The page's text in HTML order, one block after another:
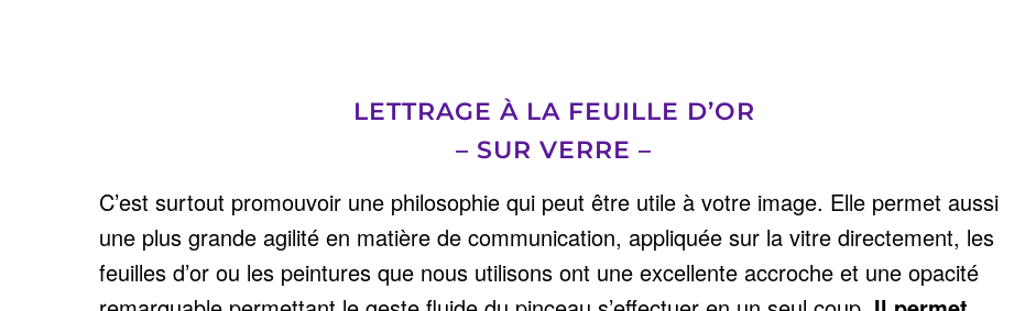
LETTRAGE À LA FEUILLE D’OR
– SUR VERRE –
C’est surtout promouvoir une philosophie qui peut être utile à votre image. Elle permet aussi
une plus grande agilité en matière de communication, appliquée sur la vitre directement, les
feuilles d’or ou les peintures que nous utilisons ont une excellente accroche et une opacité